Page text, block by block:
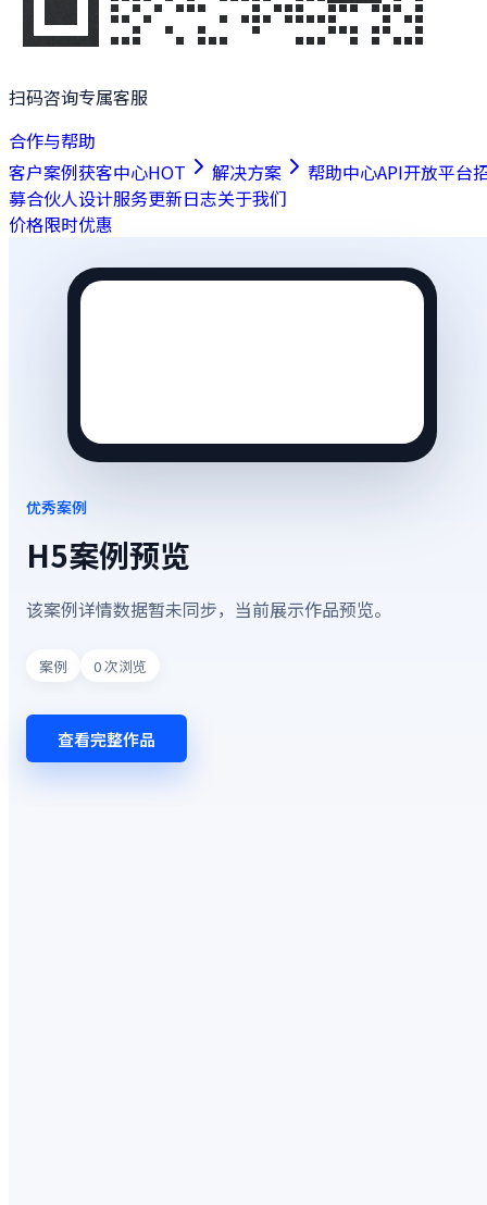
扫码咨询专属客服
合作与帮助
客户案例获客中心HOT 解决方案 帮助中心API开放平台
募合伙人设计服务更新日志关于我们
价格限时优惠
优秀案例
H5案例预览
该案例详情数据暂未同步，当前展示作品预览。
案例 0次浏览
查看完整作品